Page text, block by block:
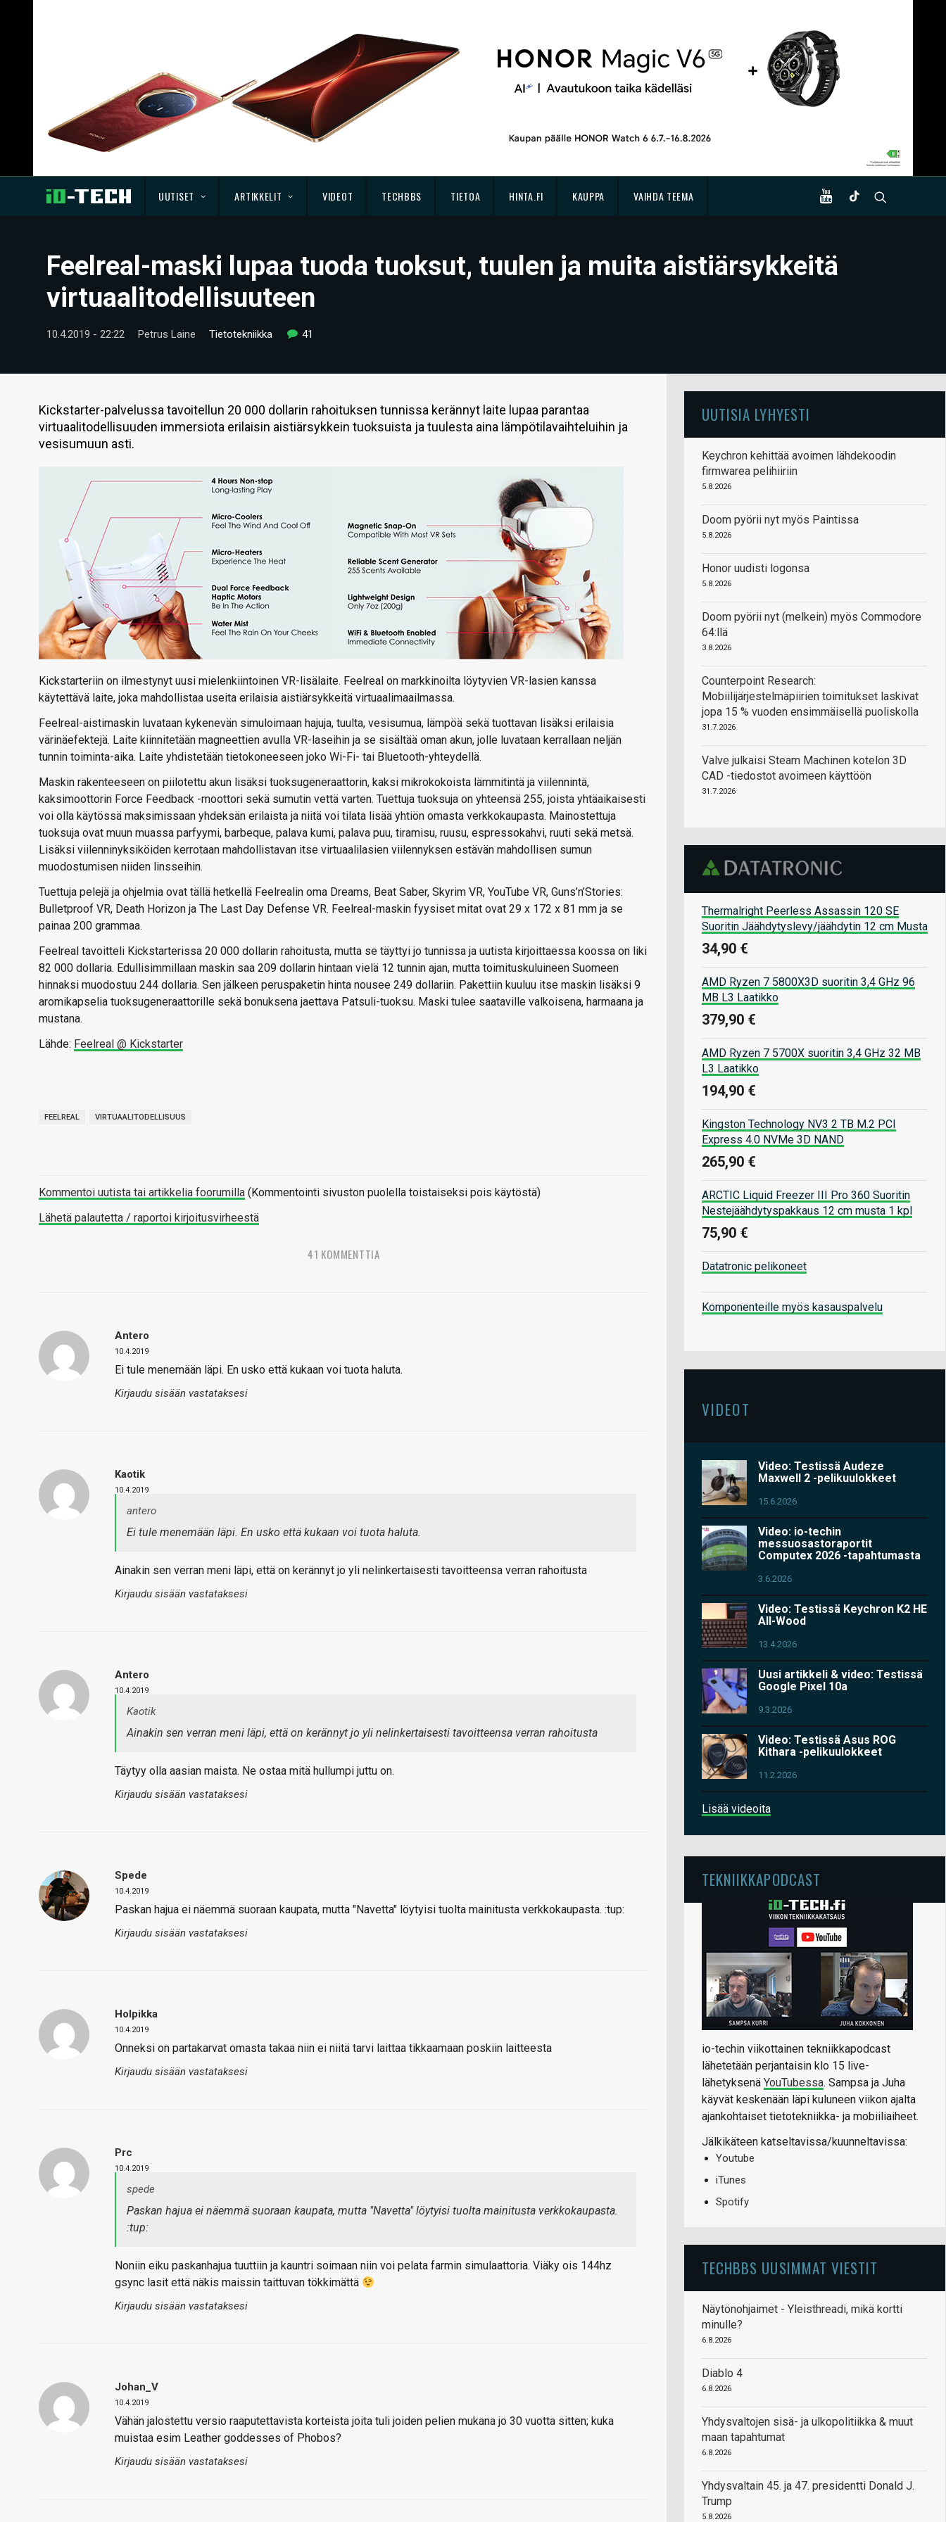
UUTISET ARTIKKELIT VIDEOT TECHBBS TIETOA HINTA.FI KAUPPA VAIHDA TEEMA
Feelreal-maski lupaa tuoda tuoksut, tuulen ja muita aistiärsykkeitä
virtuaalitodellisuuteen
10.4.2019 - 22:22 Petrus Laine Tietotekniikka 41
Kickstarter-palvelussa tavoitellun 20 000 dollarin rahoituksen tunnissa kerännyt laite lupaa parantaa
virtuaalitodellisuuden immersiota erilaisin aistiärsykkein tuoksuista ja tuulesta aina lämpötilavaihteluihin ja
vesisumuun asti.
Kickstarteriin on ilmestynyt uusi mielenkiintoinen VR-lisälaite. Feelreal on markkinoilta löytyvien VR-lasien kanssa
käytettävä laite, joka mahdollistaa useita erilaisia aistiärsykkeitä virtuaalimaailmassa.
Feelreal-aistimaskin luvataan kykenevän simuloimaan hajuja, tuulta, vesisumua, lämpöä sekä tuottavan lisäksi erilaisia
värinäefektejä. Laite kiinnitetään magneettien avulla VR-laseihin ja se sisältää oman akun, jolle luvataan kerrallaan neljän
tunnin toiminta-aika. Laite yhdistetään tietokoneeseen joko Wi-Fi- tai Bluetooth-yhteydellä.
Maskin rakenteeseen on piilotettu akun lisäksi tuoksugeneraattorin, kaksi mikrokokoista lämmitintä ja viilennintä,
kaksimoottorin Force Feedback -moottori sekä sumutin vettä varten. Tuettuja tuoksuja on yhteensä 255, joista yhtäaikaisesti
voi olla käytössä maksimissaan yhdeksän erilaista ja niitä voi tilata lisää yhtiön omasta verkkokaupasta. Mainostettuja
tuoksuja ovat muun muassa parfyymi, barbeque, palava kumi, palava puu, tiramisu, ruusu, espressokahvi, ruuti sekä metsä.
Lisäksi viilenninyksiköiden kerrotaan mahdollistavan itse virtuaalilasien viilennyksen estävän mahdollisen sumun
muodostumisen niiden linsseihin.
Tuettuja pelejä ja ohjelmia ovat tällä hetkellä Feelrealin oma Dreams, Beat Saber, Skyrim VR, YouTube VR, Guns’n’Stories:
Bulletproof VR, Death Horizon ja The Last Day Defense VR. Feelreal-maskin fyysiset mitat ovat 29 x 172 x 81 mm ja se
painaa 200 grammaa.
Feelreal tavoitteli Kickstarterissa 20 000 dollarin rahoitusta, mutta se täyttyi jo tunnissa ja uutista kirjoittaessa koossa on liki
82 000 dollaria. Edullisimmillaan maskin saa 209 dollarin hintaan vielä 12 tunnin ajan, mutta toimituskuluineen Suomeen
hinnaksi muodostuu 244 dollaria. Sen jälkeen peruspaketin hinta nousee 249 dollariin. Pakettiin kuuluu itse maskin lisäksi 9
aromikapselia tuoksugeneraattorille sekä bonuksena jaettava Patsuli-tuoksu. Maski tulee saataville valkoisena, harmaana ja
mustana.
Lähde: Feelreal @ Kickstarter
FEELREAL VIRTUAALITODELLISUUS
Kommentoi uutista tai artikkelia foorumilla (Kommentointi sivuston puolella toistaiseksi pois käytöstä)
Lähetä palautetta / raportoi kirjoitusvirheestä
41 KOMMENTTIA
Antero
10.4.2019
Ei tule menemään läpi. En usko että kukaan voi tuota haluta.
Kirjaudu sisään vastataksesi
Kaotik
10.4.2019
antero
Ei tule menemään läpi. En usko että kukaan voi tuota haluta.
Ainakin sen verran meni läpi, että on kerännyt jo yli nelinkertaisesti tavoitteensa verran rahoitusta
Kirjaudu sisään vastataksesi
Antero
10.4.2019
Kaotik
Ainakin sen verran meni läpi, että on kerännyt jo yli nelinkertaisesti tavoitteensa verran rahoitusta
Täytyy olla aasian maista. Ne ostaa mitä hullumpi juttu on.
Kirjaudu sisään vastataksesi
Spede
10.4.2019
Paskan hajua ei näemmä suoraan kaupata, mutta "Navetta" löytyisi tuolta mainitusta verkkokaupasta. :tup:
Kirjaudu sisään vastataksesi
Holpikka
10.4.2019
Onneksi on partakarvat omasta takaa niin ei niitä tarvi laittaa tikkaamaan poskiin laitteesta
Kirjaudu sisään vastataksesi
Prc
10.4.2019
spede
Paskan hajua ei näemmä suoraan kaupata, mutta "Navetta" löytyisi tuolta mainitusta verkkokaupasta.
:tup:
Noniin eiku paskanhajua tuuttiin ja kauntri soimaan niin voi pelata farmin simulaattoria. Viäky ois 144hz
gsync lasit että näkis maissin taittuvan tökkimättä
Kirjaudu sisään vastataksesi
Johan_V
10.4.2019
Vähän jalostettu versio raaputettavista korteista joita tuli joiden pelien mukana jo 30 vuotta sitten; kuka
muistaa esim Leather goddesses of Phobos?
Kirjaudu sisään vastataksesi
UUTISIA LYHYESTI
Keychron kehittää avoimen lähdekoodin
firmwarea pelihiiriin
5.8.2026
Doom pyörii nyt myös Paintissa
5.8.2026
Honor uudisti logonsa
5.8.2026
Doom pyörii nyt (melkein) myös Commodore
64:llä
3.8.2026
Counterpoint Research:
Mobiilijärjestelmäpiirien toimitukset laskivat
jopa 15 % vuoden ensimmäisellä puoliskolla
31.7.2026
Valve julkaisi Steam Machinen kotelon 3D
CAD -tiedostot avoimeen käyttöön
31.7.2026
Thermalright Peerless Assassin 120 SE
Suoritin Jäähdytyslevy/jäähdytin 12 cm Musta
34,90 €
AMD Ryzen 7 5800X3D suoritin 3,4 GHz 96
MB L3 Laatikko
379,90 €
AMD Ryzen 7 5700X suoritin 3,4 GHz 32 MB
L3 Laatikko
194,90 €
Kingston Technology NV3 2 TB M.2 PCI
Express 4.0 NVMe 3D NAND
265,90 €
ARCTIC Liquid Freezer III Pro 360 Suoritin
Nestejäähdytyspakkaus 12 cm musta 1 kpl
75,90 €
Datatronic pelikoneet
Komponenteille myös kasauspalvelu
VIDEOT
Video: Testissä Audeze
Maxwell 2 -pelikuulokkeet
15.6.2026
Video: io-techin
messuosastoraportit
Computex 2026 -tapahtumasta
3.6.2026
Video: Testissä Keychron K2 HE
All-Wood
13.4.2026
Uusi artikkeli & video: Testissä
Google Pixel 10a
9.3.2026
Video: Testissä Asus ROG
Kithara -pelikuulokkeet
11.2.2026
Lisää videoita
TEKNIIKKAPODCAST
io-techin viikottainen tekniikkapodcast
lähetetään perjantaisin klo 15 live-
lähetyksenä YouTubessa. Sampsa ja Juha
käyvät keskenään läpi kuluneen viikon ajalta
ajankohtaiset tietotekniikka- ja mobiiliaiheet.
Jälkikäteen katseltavissa/kuunneltavissa:
Youtube
iTunes
Spotify
TECHBBS UUSIMMAT VIESTIT
Näytönohjaimet - Yleisthreadi, mikä kortti
minulle?
6.8.2026
Diablo 4
6.8.2026
Yhdysvaltojen sisä- ja ulkopolitiikka & muut
maan tapahtumat
6.8.2026
Yhdysvaltain 45. ja 47. presidentti Donald J.
Trump
5.8.2026